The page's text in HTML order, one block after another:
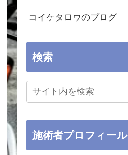
コイケタロウのブログ
検索
施術者プロフィール